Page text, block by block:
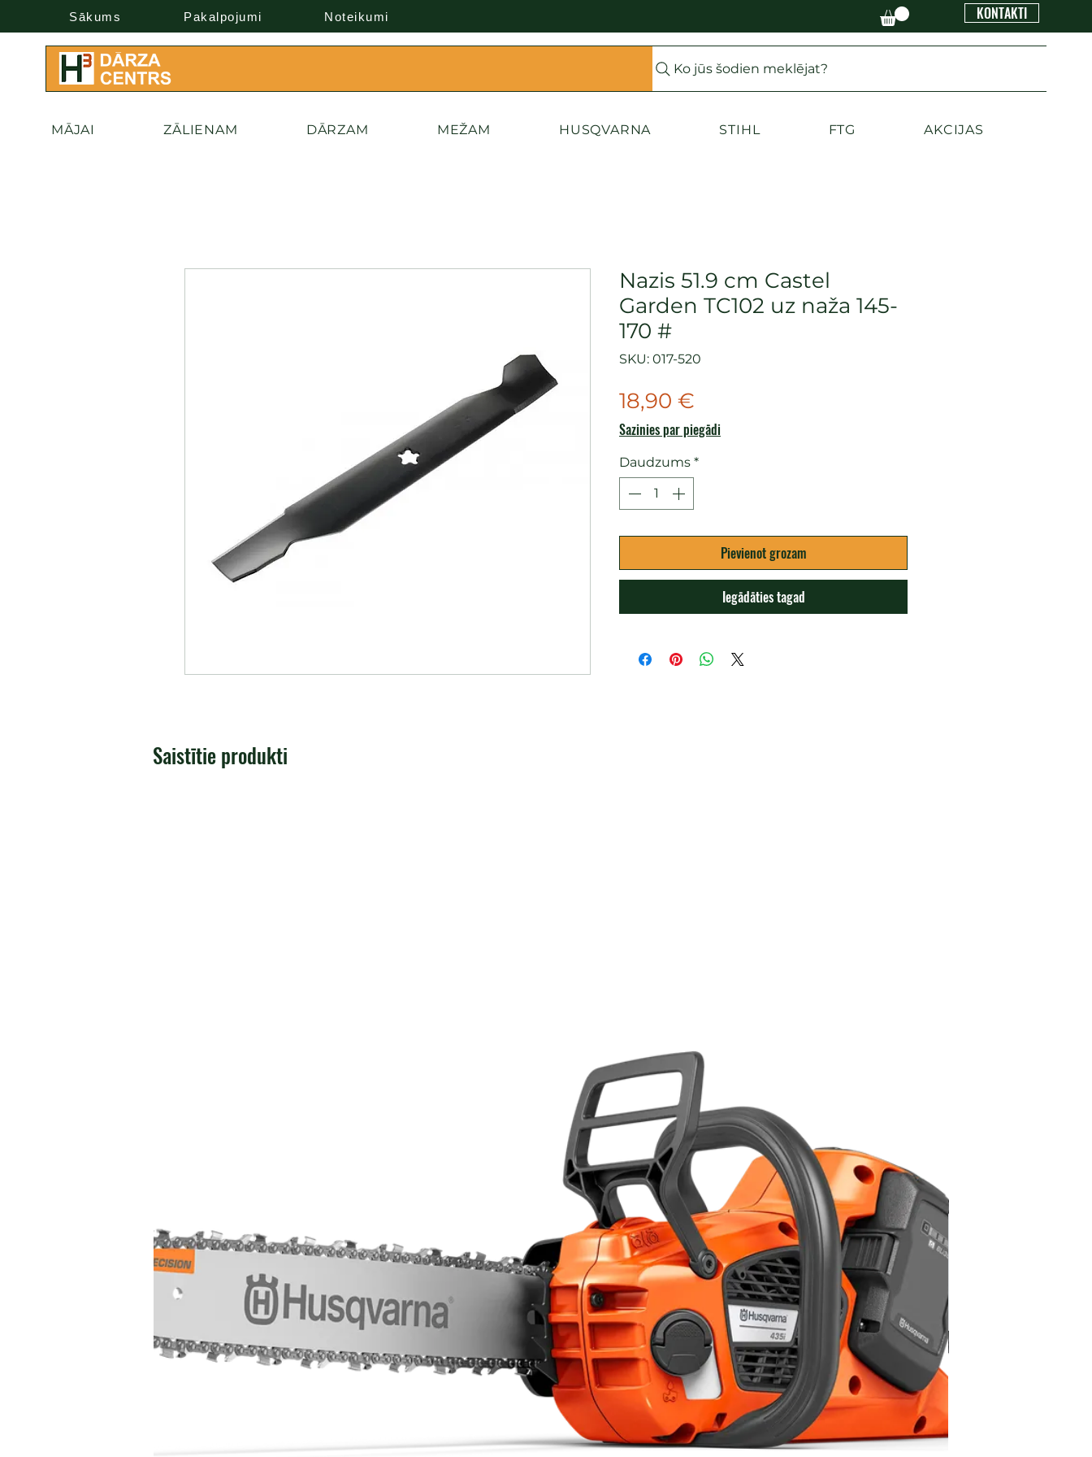
Sākums Pakalpojumi Noteikumi KONTAKTI
Ko jūs šodien meklējat?
MĀJAI ZĀLIENAM DĀRZAM MEŽAM HUSQVARNA STIHL FTG AKCIJAS
Nazis 51.9 cm Castel
Garden TC102 uz naža 145-
170 #
SKU: 017-520
18,90 €
Sazinies par piegādi
Daudzums *
Pievienot grozam
Iegādāties tagad
Saistītie produkti